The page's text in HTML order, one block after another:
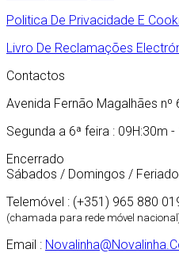
Politica De Privacidade E
Livro De Reclamações
Contactos
Avenida Fernão Magalhães
Segunda a 6ª feira : 09H:30m
Encerrado
Sábados / Domingos /
Telemóvel : (+351) 965 880
(chamada para rede móvel
Email :